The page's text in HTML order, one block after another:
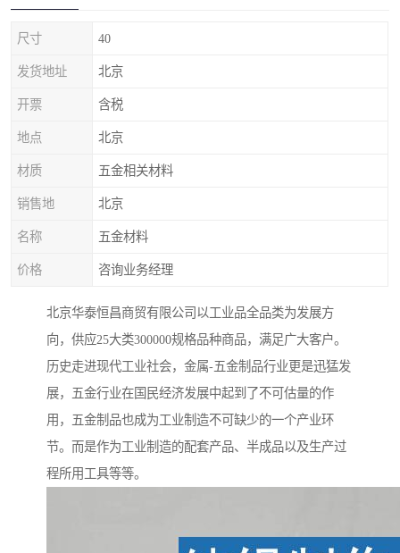
尺寸 40
发货地址 北京
开票 含税
地点 北京
材质 五金相关材料
销售地 北京
名称 五金材料
价格 咨询业务经理
北京华泰恒昌商贸有限公司以工业品全品类为发展方
向，供应25大类300000规格品种商品，满足广大客户。
历史走进现代工业社会，金属-五金制品行业更是迅猛发
展，五金行业在国民经济发展中起到了不可估量的作
用，五金制品也成为工业制造不可缺少的一个产业环
节。而是作为工业制造的配套产品、半成品以及生产过
程所用工具等等。